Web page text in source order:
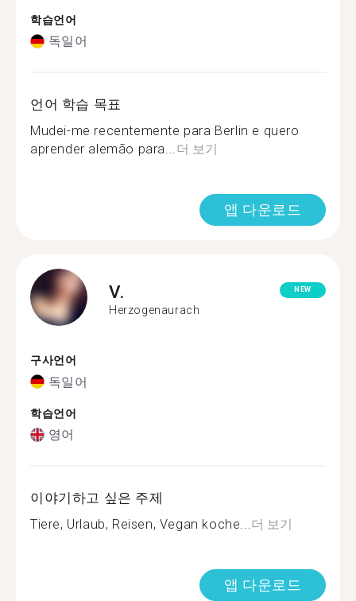
학습언어
독일어
언어 학습 목표
Mudei-me recentemente para Berlin e quero
aprender alemão para...더 보기
앱 다운로드
V.
Herzogenaurach
NEW
구사언어
독일어
학습언어
영어
이야기하고 싶은 주제
Tiere, Urlaub, Reisen, Vegan koche...더 보기
앱 다운로드